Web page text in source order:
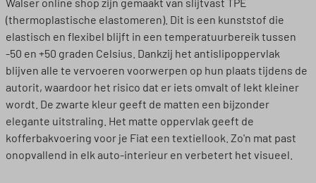
(thermoplastische elastomeren). Dit is een kunststof die
elastisch en flexibel blijft in een temperatuurbereik tussen
-50 en +50 graden Celsius. Dankzij het antislipoppervlak
blijven alle te vervoeren voorwerpen op hun plaats tijdens de
autorit, waardoor het risico dat er iets omvalt of lekt kleiner
wordt. De zwarte kleur geeft de matten een bijzonder
elegante uitstraling. Het matte oppervlak geeft de
kofferbakvoering voor je Fiat een textiellook. Zo'n mat past
onopvallend in elk auto-interieur en verbetert het visueel.